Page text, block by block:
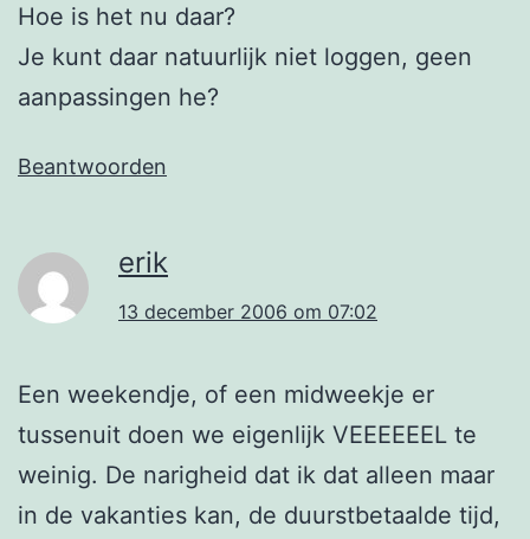
Hoe is het nu daar?
Je kunt daar natuurlijk niet loggen, geen
aanpassingen he?
Beantwoorden
erik
13 december 2006 om 07:02
Een weekendje, of een midweekje er
tussenuit doen we eigenlijk VEEEEEEL te
weinig. De narigheid dat ik dat alleen maar
in de vakanties kan, de duurstbetaalde tijd,